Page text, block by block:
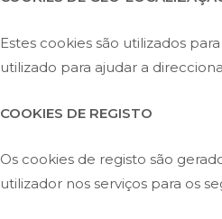
Estes cookies são utilizados
utilizado para ajudar a
COOKIES DE REGISTO
Os cookies de registo são
utilizador nos serviços para os